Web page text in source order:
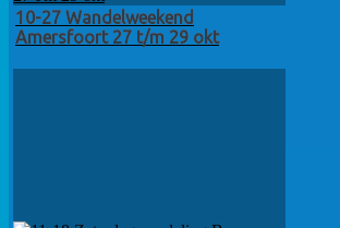
10-27 Wandelweekend
Amersfoort 27 t/m 29 okt